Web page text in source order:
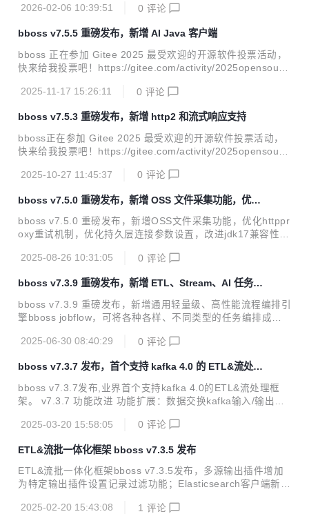
忽略执行或者指定...
2026-02-06 10:39:51 0 评论
bboss v7.5.5 重磅发布，新增 AI Java 客户端
bboss 正在参加 Gitee 2025 最受欢迎的开源软件投票活动，
快来给我投票吧！https://gitee.com/activity/2025opensourc
端，同时带来一系列功能完善和改进。bboss ai java客户端目
验）： 文本对话 图像识别 图像生成 语音识别 语音生成 视频
生成 v7.5.5 功能改进 AI模型客户端服务改进：发送流结束事
件到前端，可以在流结束事件中附带附加信息，例如：Rag附
件材料链接等 AI模型客户端httprp...
2025-11-17 15:26:11 0 评论
bboss v7.5.3 重磅发布，新增 http2 和流式响应支持
bboss正在参加 Gitee 2025 最受欢迎的开源软件投票活动，
快来给我投票吧！https://gitee.com/activity/2025opensourc
响应支持，轻松实现各种大模型流式模式调用，同时带来一系
0 websocket功能 工作流改进：工作流触发器脚本接口增加lo
gger日志对象，用于在脚本中记录日志 优化数据库管理工具
mysqlbinlog同步改进：自定义BinaryLogClientExt，打印异
常情况日...
2025-10-27 11:45:37 0 评论
bboss v7.5.0 重磅发布，新增 OSS 文件采集功能，优化
httpproxy 重试机制
bboss v7.5.0 重磅发布，新增OSS文件采集功能，优化httppr
oxy重试机制，优化持久层连接参数设置，改进jdk17兼容性。
异步执行模式 工作流改进：通用函数节点提供抽象函数基础类
供了节点初始化方法的实现 工作流改进：完善工作流执行上下
文参数管理api，获取参数方法可以指定默认值 工作流改进：
完善并行分支barrier机制：增加自定义JobFlowCyclicBarrie
r，设置barrier超时时间，避免出现一直阻塞等待的可能性 文
件采集插件...
2025-08-26 10:31:05 0 评论
bboss v7.3.9 重磅发布，新增 ETL、Stream、AI 任务流
程编排引擎
bboss v7.3.9 重磅发布，新增通用轻量级、高性能流程编排引
擎bboss jobflow，可将各种各样、不同类型的任务编排成工
作业任务、业务办理任务、充值缴费任务以及大模型推理任务
oss jobflow，使用参考文档 https://esdoc.bbossgroups.co
m/#/jobworkflow 数据交换模块增加作业流程任务编排功能 基
础框架jdk 17+版本兼容性改进 引入amz s3协议，实现文件上
2025-06-30 08:40:29 0 评论
bboss v7.3.7 发布，首个支持 kafka 4.0 的 ETL&流处理
框架
bboss v7.3.7发布,业界首个支持kafka 4.0的ETL&流处理框
架。 v7.3.7 功能改进 功能扩展：数据交换kafka输入/输出插
4.0插件数据交换作业案例下载地址 https://gitee.com/bboss/
数据交换Serial任务执行时报TaskMetrics空指针问题 参考资
料 bboss ETL 工具使用集成指南 https://esdoc.bbossgroup
s.com/#/db-e...
2025-03-20 15:58:05 0 评论
ETL&流批一体化框架 bboss v7.3.5 发布
ETL&流批一体化框架bboss v7.3.5发布，多源输出插件增加
为特定输出插件设置记录过滤功能；Elasticsearch客户端新增
client和http微服务框架增加对Kerberos认证支持；支持基于K
2025-02-20 15:43:08 1 评论